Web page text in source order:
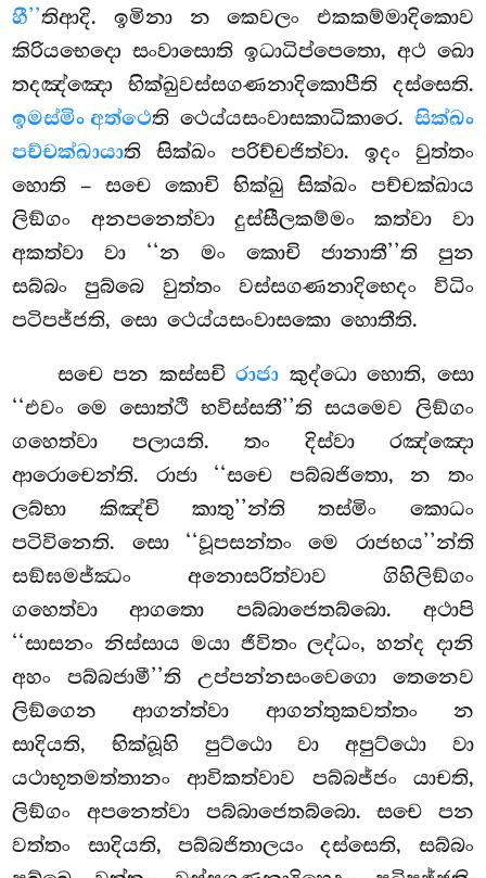
හී’’තිආදි. ඉමිනා න කෙවලං එකකම්මාදිකොව
කිරියභෙදො සංවාසොති ඉධාධිප්පෙතො, අථ ඛො
තදඤ්ඤො භික්ඛුවස්සගණනාදිකොපීති දස්සෙති.
ඉමස්මිං අත්ථෙති ථෙය්යසංවාසකාධිකාරෙ. සික්ඛං
පච්චක්ඛායාති සික්ඛං පරිච්චජිත්වා. ඉදං වුත්තං
හොති – සචෙ කොචි භික්ඛු සික්ඛං පච්චක්ඛාය
ලිඞ්ගං අනපනෙත්වා දුස්සීලකම්මං කත්වා වා
අකත්වා වා ‘‘න මං කොචි ජානාතී’’ති පුන
සබ්බං පුබ්බෙ වුත්තං වස්සගණනාදිභෙදං විධිං
පටිපජ්ජති, සො ථෙය්යසංවාසකො හොතීති.
සචෙ පන කස්සචිරාජා කුද්ධො හොති, සො
‘‘එවං මෙ සොත්ථි භවිස්සතී’’ති සයමෙව ලිඞ්ගං
ගහෙත්වා පලායති. තං දිස්වා රඤ්ඤො
ආරොචෙන්ති. රාජා ‘‘සචෙ පබ්බජිතො, න තං
ලබ්භා කිඤ්චි කාතු’’න්ති තස්මිං කොධං
පටිවිනෙති. සො ‘‘වූපසන්තං මෙ රාජභය’’න්ති
සඞ්ඝමජ්ඣං අනොසරිත්වාව ගිහිලිඞ්ගං
ගහෙත්වා ආගතො පබ්බාජෙතබ්බො. අථාපි
‘‘සාසනං නිස්සාය මයා ජීවිතං ලද්ධං, හන්ද දානි
අහං පබ්බජාමී’’ති උප්පන්නසංවෙගො තෙනෙව
ලිඞ්ගෙන ආගන්ත්වා ආගන්තුකවත්තං න
සාදියති, භික්ඛූහි පුට්ඨො වා අපුට්ඨො වා
යථාභූතමත්තානං ආවිකත්වාව පබ්බජ්ජං යාචති,
ලිඞ්ගං අපනෙත්වා පබ්බාජෙතබ්බො. සචෙ පන
වත්තං සාදියති, පබ්බජිතාලයං දස්සෙති, සබ්බං